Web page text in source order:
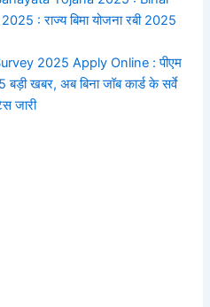
: राज्य बिमा योजना रबी 2025
2025 Apply Online : पीएम
खबर, अब बिना जॉब कार्ड के सर्वे
जारी